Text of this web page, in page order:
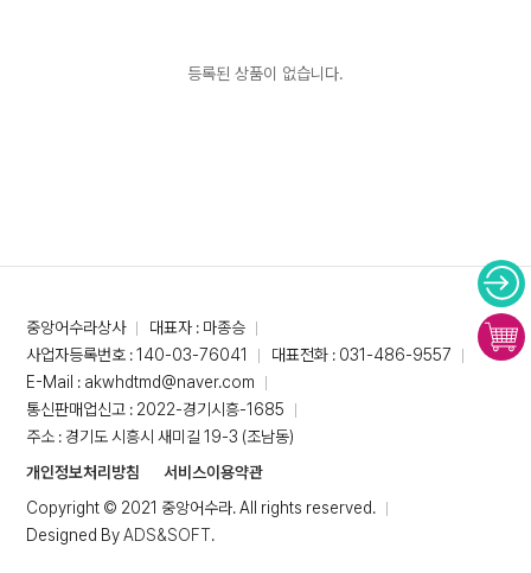
등록된 상품이 없습니다.
중앙어수라상사
대표자 : 마종승
사업자등록번호 : 140-03-76041
대표전화 : 031-486-9557
E-Mail : akwhdtmd@naver.com
통신판매업신고 : 2022-경기시흥-1685
주소 : 경기도 시흥시 새미길 19-3 (조남동)
개인정보처리방침
서비스이용약관
Copyright © 2021 중앙어수라. All rights reserved.
Designed ByADS&SOFT.